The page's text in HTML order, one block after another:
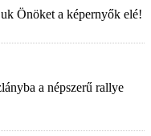
Önöket a képernyők elé!
a népszerű rallye